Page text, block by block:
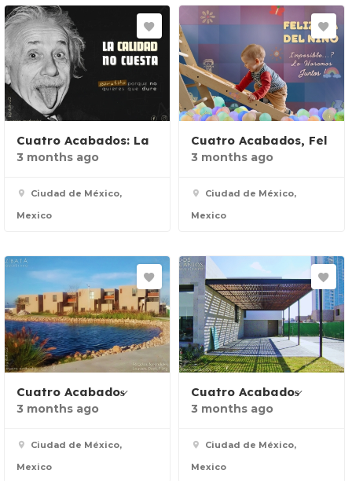
Cuatro Acabados: La
3 months ago
Ciudad de México,
Mexico
Cuatro Acabados, Fel
3 months ago
Ciudad de México,
Mexico
Cuatro Acabados̷
3 months ago
Ciudad de México,
Mexico
Cuatro Acabados̷
3 months ago
Ciudad de México,
Mexico